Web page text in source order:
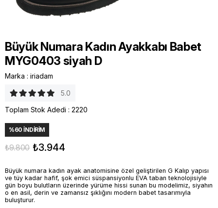
Büyük Numara Kadın Ayakkabı Babet
MYG0403 siyah D
Marka : iriadam
5.0
Toplam Stok Adedi : 2220
%60 İNDIRIM
₺9.800 ₺3.944
Büyük numara kadın ayak anatomisine özel geliştirilen G Kalıp yapısı
ve tüy kadar hafif, şok emici süspansiyonlu EVA taban teknolojisiyle
gün boyu bulutların üzerinde yürüme hissi sunan bu modelimiz, siyahın
o en asil, derin ve zamansız şıklığını modern babet tasarımıyla
buluşturur.